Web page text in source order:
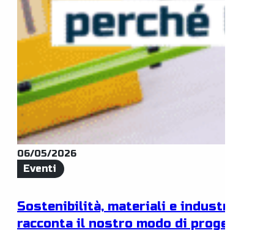
06/05/2026
Eventi
Sostenibilità, materiali e industria:
racconta il nostro modo di progettare